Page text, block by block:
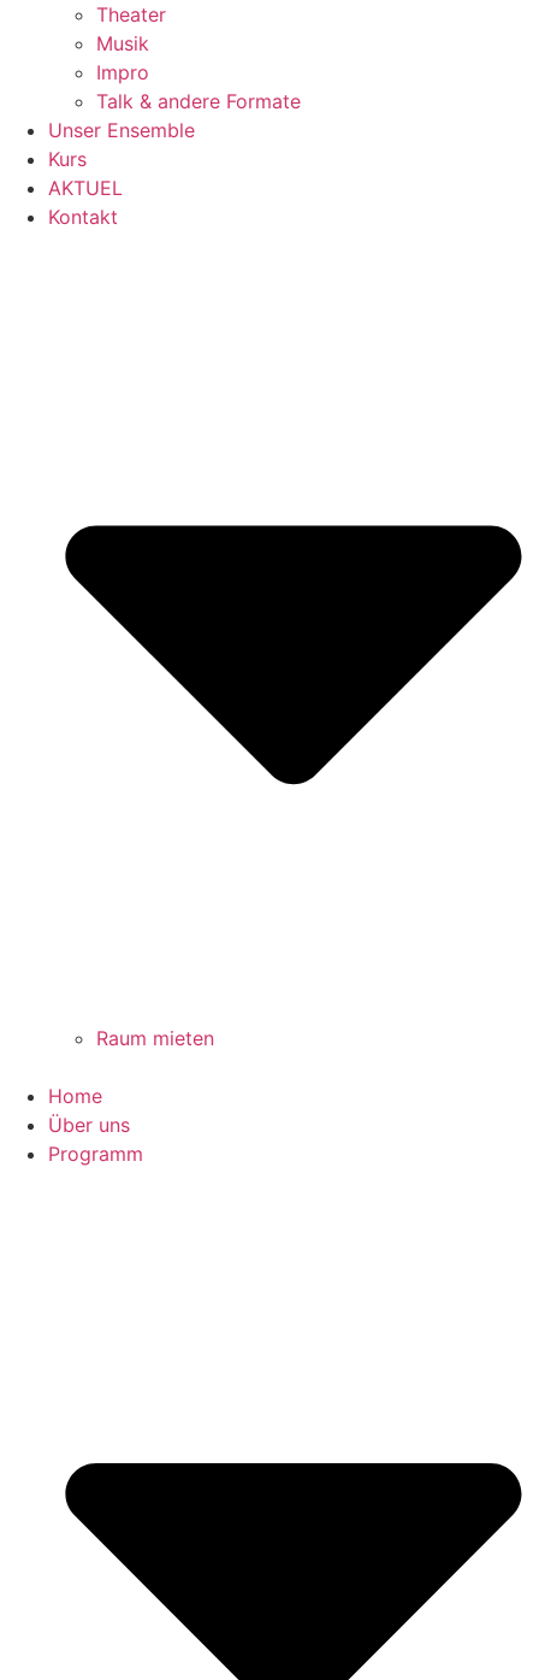
Theater
Musik
Impro
Talk & andere Formate
Unser Ensemble
Kurs
AKTUEL
Kontakt
Raum mieten
Home
Über uns
Programm